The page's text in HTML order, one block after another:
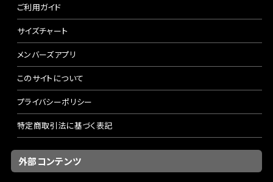
ご利用ガイド
サイズチャート
メンバーズアプリ
このサイトについて
プライバシーポリシー
特定商取引法に基づく表記
外部コンテンツ